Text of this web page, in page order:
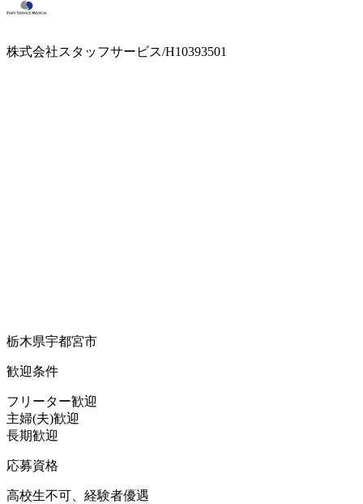
株式会社スタッフサービス/H10393501
栃木県宇都宮市
歓迎条件
フリーター歓迎
主婦(夫)歓迎
長期歓迎
応募資格
高校生不可、経験者優遇